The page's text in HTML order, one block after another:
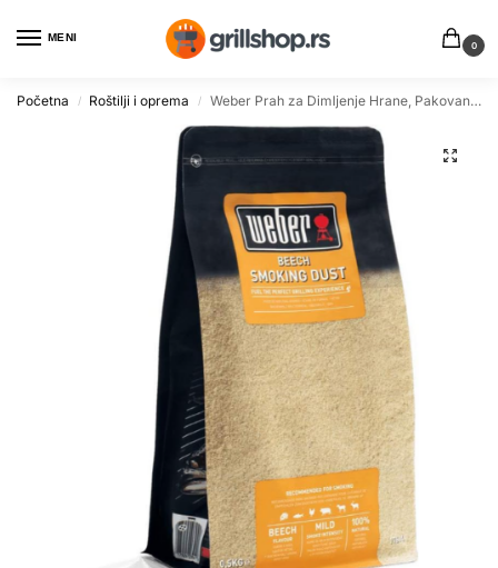
MENI
0
Početna / Roštilji i oprema / Weber Prah za Dimljenje Hrane, Pakovanje od 500 Grama